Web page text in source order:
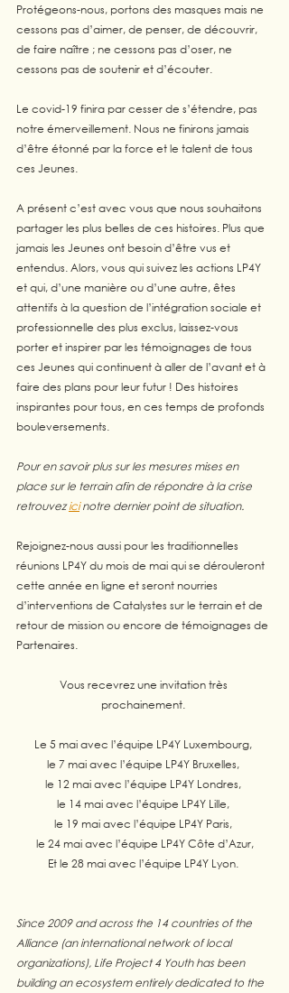
Protégeons-nous, portons des masques mais ne
cessons pas d’aimer, de penser, de découvrir,
de faire naître ; ne cessons pas d’oser, ne
cessons pas de soutenir et d’écouter.
Le covid-19 finira par cesser de s’étendre, pas
notre émerveillement. Nous ne finirons jamais
d’être étonné par la force et le talent de tous
ces Jeunes.
A présent c’est avec vous que nous souhaitons
partager les plus belles de ces histoires. Plus que
jamais les Jeunes ont besoin d’être vus et
entendus. Alors, vous qui suivez les actions LP4Y
et qui, d’une manière ou d’une autre, êtes
attentifs à la question de l’intégration sociale et
professionnelle des plus exclus, laissez-vous
porter et inspirer par les témoignages de tous
ces Jeunes qui continuent à aller de l’avant et à
faire des plans pour leur futur ! Des histoires
inspirantes pour tous, en ces temps de profonds
bouleversements.
Pour en savoir plus sur les mesures mises en
place sur le terrain afin de répondre à la crise
retrouvez ici notre dernier point de situation.
Rejoignez-nous aussi pour les traditionnelles
réunions LP4Y du mois de mai qui se dérouleront
cette année en ligne et seront nourries
d’interventions de Catalystes sur le terrain et de
retour de mission ou encore de témoignages de
Partenaires.
Vous recevrez une invitation très
prochainement.
Le 5 mai avec l’équipe LP4Y Luxembourg,
le 7 mai avec l’équipe LP4Y Bruxelles,
le 12 mai avec l’équipe LP4Y Londres,
le 14 mai avec l’équipe LP4Y Lille,
le 19 mai avec l’équipe LP4Y Paris,
le 24 mai avec l’équipe LP4Y Côte d’Azur,
Et le 28 mai avec l’équipe LP4Y Lyon.
Since 2009 and across the 14 countries of the
Alliance (an international network of local
organizations), Life Project 4 Youth has been
building an ecosystem entirely dedicated to the